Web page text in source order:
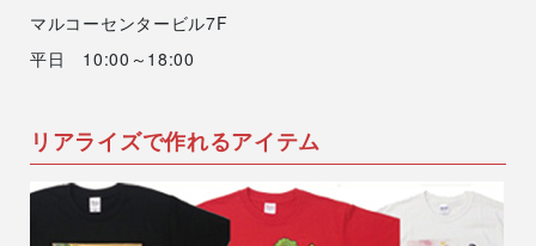
マルコーセンタービル7F
平日 10:00～18:00
リアライズで作れるアイテム